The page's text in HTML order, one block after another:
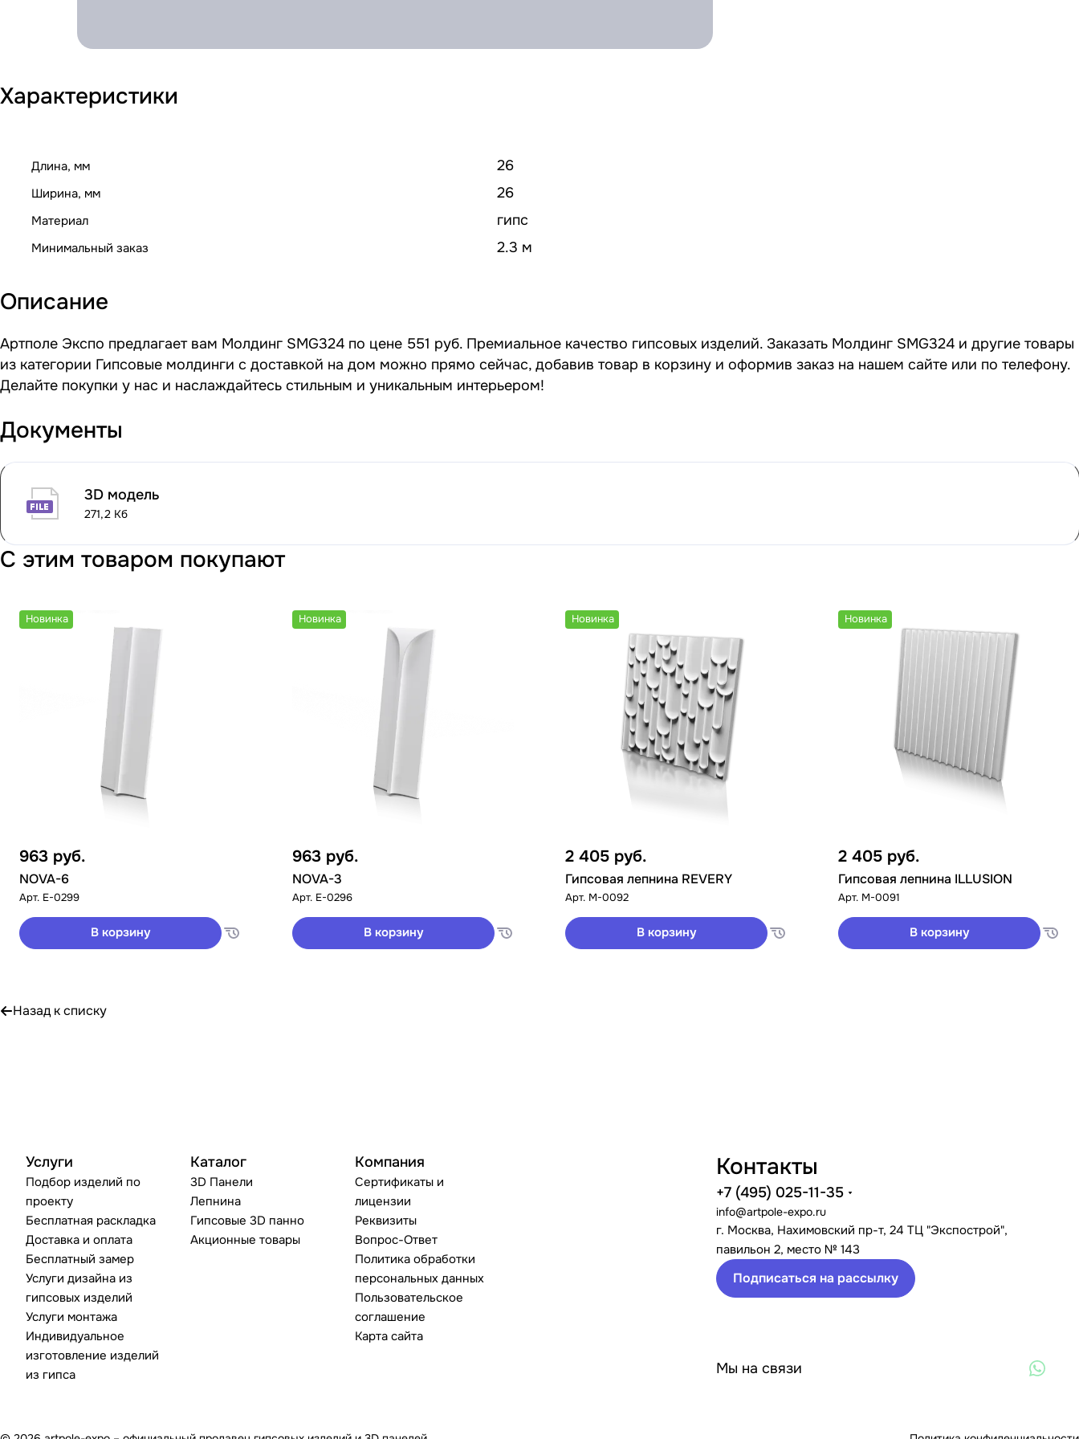
Характеристики
Длина, мм 26
Ширина, мм 26
Материал гипс
Минимальный заказ 2.3 м
Описание
Артполе Экспо предлагает вам Молдинг SMG324 по цене 551 руб. Премиальное качество гипсовых изделий. Заказать Молдинг SMG324 и другие товары
из категории Гипсовые молдинги с доставкой на дом можно прямо сейчас, добавив товар в корзину и оформив заказ на нашем сайте или по телефону.
Делайте покупки у нас и наслаждайтесь стильным и уникальным интерьером!
Документы
3D модель
271,2 Кб
С этим товаром покупают
Новинка
963 руб.
NOVA-6
Арт. E-0299
В корзину
Новинка
963 руб.
NOVA-3
Арт. E-0296
В корзину
Новинка
2 405 руб.
Гипсовая лепнина REVERY
Арт. M-0092
В корзину
Новинка
2 405 руб.
Гипсовая лепнина ILLUSION
Арт. M-0091
В корзину
Назад к списку
Услуги
Подбор изделий по
проекту
Бесплатная раскладка
Доставка и оплата
Бесплатный замер
Услуги дизайна из
гипсовых изделий
Услуги монтажа
Индивидуальное
изготовление изделий
из гипса
Каталог
3D Панели
Лепнина
Гипсовые 3D панно
Акционные товары
Компания
Сертификаты и
лицензии
Реквизиты
Вопрос-Ответ
Политика обработки
персональных данных
Пользовательское
соглашение
Карта сайта
Контакты
+7 (495) 025-11-35
info@artpole-expo.ru
г. Москва, Нахимовский пр-т, 24 ТЦ "Экспострой",
павильон 2, место № 143
Подписаться на рассылку
Мы на связи